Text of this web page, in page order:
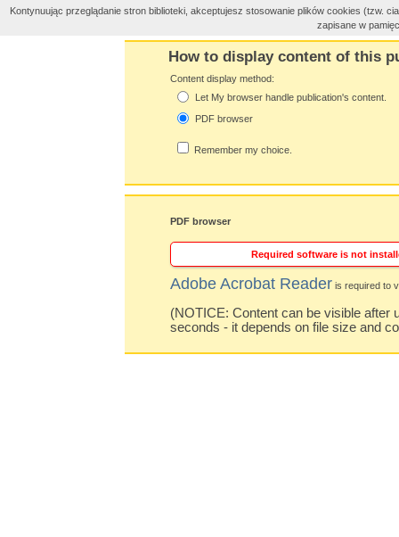
How to display content of this
Content display method:
Let My browser handle publication's content.
PDF browser
Remember my choice.
PDF browser
Required software is not
Adobe Acrobat Reader is required to
(NOTICE: Content can be visible after
seconds - it depends on file size and
Kontynuując przeglądanie stron biblioteki, akceptujesz stosowanie plików cookies
zapisane w